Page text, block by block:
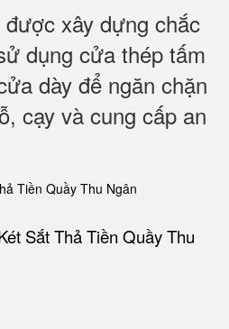
xây dựng chắc
dụng cửa thép tấm
dày để ngăn chặn
cạy và cung cấp an